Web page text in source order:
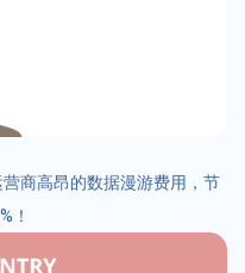
商高昂的数据漫游费用，节
！